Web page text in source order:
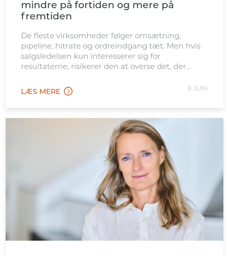
mindre på fortiden og mere på
fremtiden
De fleste virksomheder følger omsætning,
pipeline, hitrate og ordreindgang tæt. Men hvis
salgsledelsen kun interesserer sig for
resultaterne, risikerer den at overse det, der
LÆS MERE 8 JUNI